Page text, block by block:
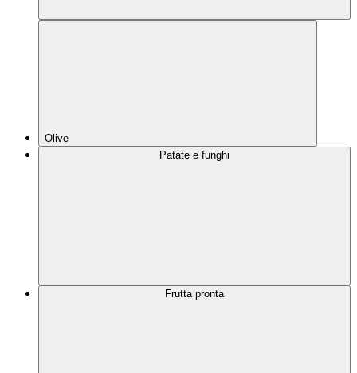
Olive
Patate e funghi
Frutta pronta